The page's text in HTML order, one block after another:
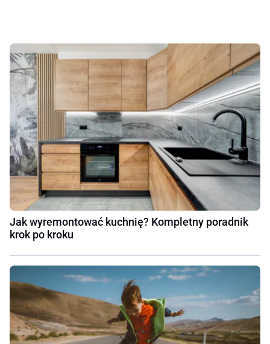
Jak wyremontować kuchnię? Kompletny poradnik
krok po kroku